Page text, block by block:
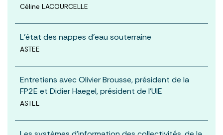
Céline LACOURCELLE
L'état des nappes d'eau souterraine
ASTEE
Entretiens avec Olivier Brousse, président de la
FP2E et Didier Haegel, président de l’UIE
ASTEE